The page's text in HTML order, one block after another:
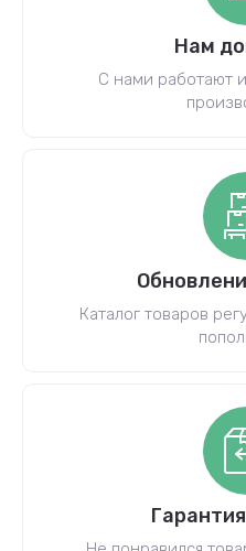
Нам
С нами работают
Каталог товаров